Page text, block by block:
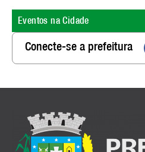
Eventos na Cidade
Conecte-se a prefeitura